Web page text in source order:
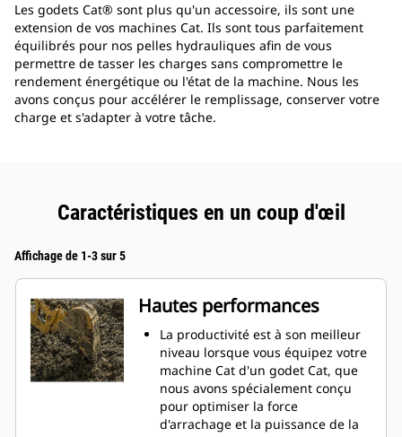
Les godets Cat® sont plus qu'un accessoire, ils sont une
extension de vos machines Cat. Ils sont tous parfaitement
équilibrés pour nos pelles hydrauliques afin de vous
permettre de tasser les charges sans compromettre le
rendement énergétique ou l'état de la machine. Nous les
avons conçus pour accélérer le remplissage, conserver votre
charge et s'adapter à votre tâche.
Caractéristiques en un coup d'œil
Affichage de 1-3 sur 5
Hautes performances
La productivité est à son meilleur
niveau lorsque vous équipez votre
machine Cat d'un godet Cat, que
nous avons spécialement conçu
pour optimiser la force
d'arrachage et la puissance de la